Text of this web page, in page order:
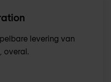
levering van
overal.